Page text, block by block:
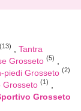
(13)
Tantra
Grosseto (5)
piedi Grosseto (2)
Grosseto (1)
Grosseto